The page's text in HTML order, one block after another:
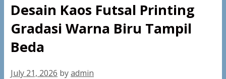
Desain Kaos Futsal Printing
Gradasi Warna Biru Tampil
Beda
July 21, 2026 byadmin